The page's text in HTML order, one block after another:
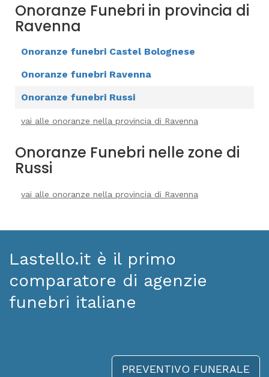
Onoranze Funebri in provincia di
Ravenna
Onoranze funebri Castel Bolognese
Onoranze funebri Ravenna
Onoranze funebri Russi
vai alle onoranze nella provincia di Ravenna
Onoranze Funebri nelle zone di
Russi
vai alle onoranze nella provincia di Ravenna
Lastello.it è il primo
comparatore di agenzie
funebri italiane
PREVENTIVO FUNERALE